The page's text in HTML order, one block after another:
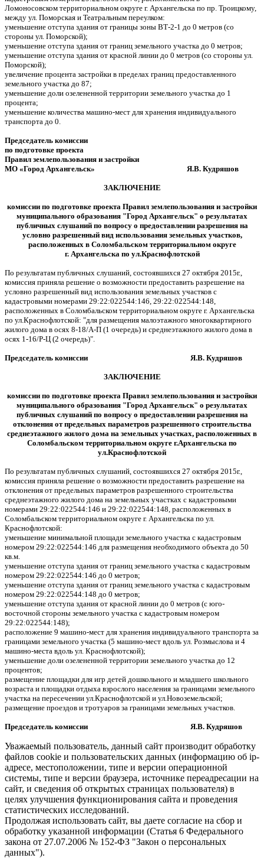
Ломоносовском территориальном округе г. Архангельска по пр. Троицкому,
между ул. Поморская и Театральным переулком:
уменьшение отступа здания от границы зоны ВТ-2-1 до 0 метров (со
стороны ул. Поморской);
уменьшение отступа здания от границ земельного участка до 0 метров;
уменьшение отступа здания от красной линии до 0 метров (со стороны ул.
Поморской);
увеличение процента застройки в пределах границ предоставленного
земельного участка до 87;
уменьшение доли озелененной территории земельного участка до 1
процента;
уменьшение количества машино-мест для хранения индивидуального
транспорта до 0.
Председатель комиссии
по подготовке проекта
Правил землепользования и застройки
МО «Город Архангельск» Я.В. Кудряшов
ЗАКЛЮЧЕНИЕ
комиссии по подготовке проекта Правил землепользования и застройки
муниципального образования "Город Архангельск" о результатах
публичных слушаний по вопросу о предоставлении разрешения на
условно разрешенный вид использования земельных участков,
расположенных в Соломбальском территориальном округе
г. Архангельска по ул.Краснофлотской
По результатам публичных слушаний, состоявшихся 27 октября 2015г.,
комиссия приняла решение о возможности предоставить разрешение на
условно разрешенный вид использования земельных участков с
кадастровыми номерами 29:22:022544:146, 29:22:022544:148,
расположенных в Соломбальском территориальном округе г. Архангельска
по ул.Краснофлотской: "для размещения малоэтажного многоквартирного
жилого дома в осях 8-18/А-П (1 очередь) и среднеэтажного жилого дома в
осях 1-16/Р-Ц (2 очередь)".
Председатель комиссии Я.В. Кудряшов
ЗАКЛЮЧЕНИЕ
комиссии по подготовке проекта Правил землепользования и застройки
муниципального образования "Город Архангельск" о результатах
публичных слушаний по вопросу о предоставлении разрешения на
отклонения от предельных параметров разрешенного строительства
среднеэтажного жилого дома на земельных участках, расположенных в
Соломбальском территориальном округе г.Архангельска по
ул.Краснофлотской
По результатам публичных слушаний, состоявшихся 27 октября 2015г.,
комиссия приняла решение о возможности предоставить разрешение на
отклонения от предельных параметров разрешенного строительства
среднеэтажного жилого дома на земельных участках с кадастровыми
номерами 29:22:022544:146 и 29:22:022544:148, расположенных в
Соломбальском территориальном округе г. Архангельска по ул.
Краснофлотской:
уменьшение минимальной площади земельного участка с кадастровым
номером 29:22:022544:146 для размещения необходимого объекта до 50
кв.м.
уменьшение отступа здания от границ земельного участка с кадастровым
номером 29:22:022544:146 до 0 метров;
уменьшение отступа здания от границ земельного участка с кадастровым
номером 29:22:022544:148 до 0 метров;
уменьшение отступа здания от красной линии до 0 метров (с юго-
восточной стороны земельного участка с кадастровым номером
29:22:022544:148);
расположение 9 машино-мест для хранения индивидуального транспорта за
границами земельного участка (5 машино-мест вдоль ул. Розмыслова и 4
машино-места вдоль ул. Краснофлотской);
уменьшение доли озелененной территории земельного участка до 12
процентов;
размещение площадки для игр детей дошкольного и младшего школьного
возраста и площадки отдыха взрослого населения за границами земельного
участка на пересечении ул.Краснофлотской и ул.Новоземельской;
размещение проездов и тротуаров за границами земельных участков.
Председатель комиссии Я.В. Кудряшов
Уважаемый пользователь, данный сайт производит обработку
файлов cookie и пользовательских данных (информацию об ip-
адресе, местоположении, типе и версии операционной
системы, типе и версии браузера, источнике переадресации на
сайт, и сведения об открытых страницах пользователя) в
целях улучшения функционирования сайта и проведения
статистических исследований.
Продолжая использовать сайт, вы даете согласие на сбор и
обработку указанной информации (Статья 6 Федерального
закона от 27.07.2006 № 152-ФЗ "Закон о персональных
данных").